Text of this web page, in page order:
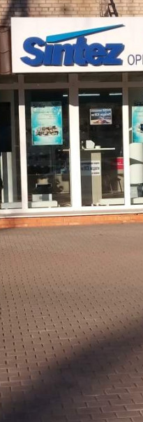
Сдается стрит-ритейл
срок до года с
аренды 11 мес. Помещение
в 82 км. от МКАД.
Помещение располагается